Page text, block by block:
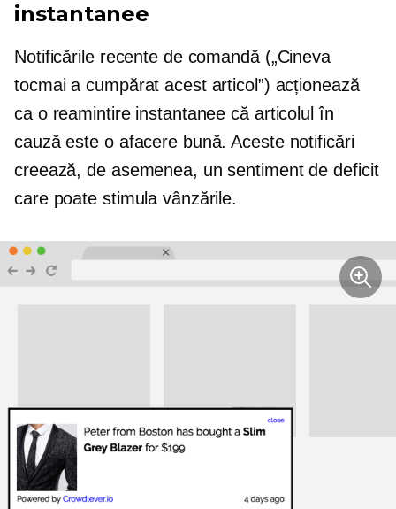
instantanee
Notificările recente de comandă („Cineva
tocmai a cumpărat acest articol”) acționează
ca o reamintire instantanee că articolul în
cauză este o afacere bună. Aceste notificări
creează, de asemenea, un sentiment de deficit
care poate stimula vânzările.